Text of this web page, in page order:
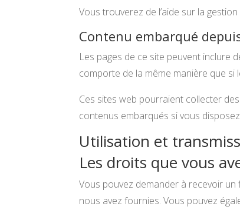
Vous trouverez de l’aide sur la
Contenu embarqué
Les pages de ce site peuvent inclure
comporte de la même manière que
Ces sites web pourraient collecter
contenus embarqués si vous
Utilisation et
Les droits que vous
Vous pouvez demander à recevoir
nous avez fournies. Vous pouvez